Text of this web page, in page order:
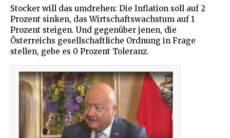
Stocker will das umdrehen: Die Inflation soll auf 2
Prozent sinken, das Wirtschaftswachstum auf 1
Prozent steigen. Und gegenüber jenen, die
Österreichs gesellschaftliche Ordnung in Frage
stellen, gebe es 0 Prozent Toleranz.